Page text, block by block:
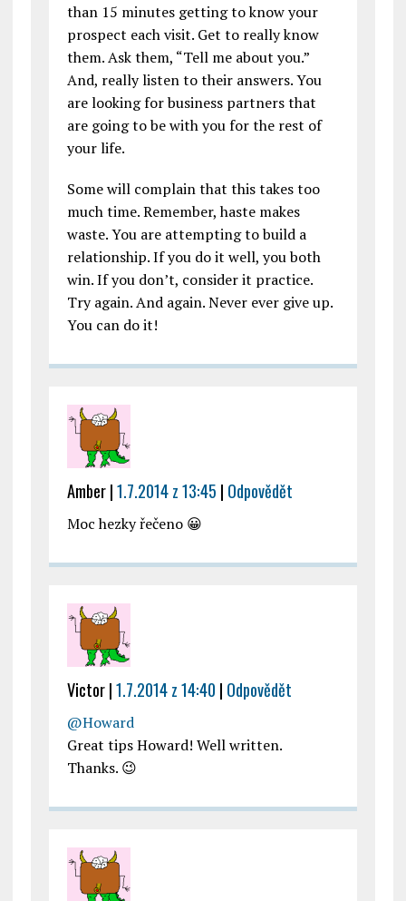
than 15 minutes getting to know your
prospect each visit. Get to really know
them. Ask them, “Tell me about you.”
And, really listen to their answers. You
are looking for business partners that
are going to be with you for the rest of
your life.
Some will complain that this takes too
much time. Remember, haste makes
waste. You are attempting to build a
relationship. If you do it well, you both
win. If you don’t, consider it practice.
Try again. And again. Never ever give up.
You can do it!
Amber|1.7.2014 z 13:45 | Odpovědět
Moc hezky řečeno 😀
Victor|1.7.2014 z 14:40 | Odpovědět
@Howard
Great tips Howard! Well written.
Thanks. 😉